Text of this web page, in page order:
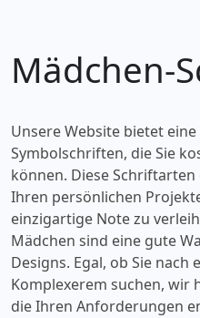
Mädchen-
Unsere Website bietet eine
Symbolschriften, die Sie
können. Diese
Ihren persönlichen
einzigartige Note zu
Mädchen sind eine gute
Designs. Egal, ob Sie
Komplexerem suchen, wir
die Ihren Anforderungen